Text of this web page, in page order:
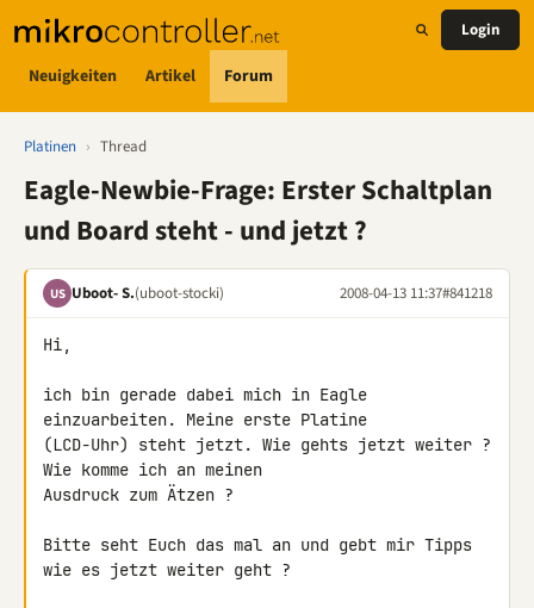
Neuigkeiten Artikel Forum
Login
Platinen › Thread
Eagle-Newbie-Frage: Erster Schaltplan
und Board steht - und jetzt ?
US Uboot- S.(uboot-stocki) 2008-04-13 11:37#841218
Hi,
ich bin gerade dabei mich in Eagle
einzuarbeiten. Meine erste Platine
(LCD-Uhr) steht jetzt. Wie gehts jetzt weiter ?
Wie komme ich an meinen
Ausdruck zum Ätzen ?
Bitte seht Euch das mal an und gebt mir Tipps
wie es jetzt weiter geht ?